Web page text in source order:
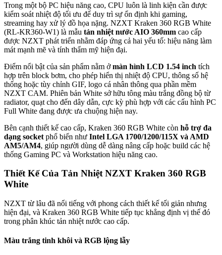
Trong một bộ PC hiệu năng cao, CPU luôn là linh kiện cần được
kiểm soát nhiệt độ tối ưu để duy trì sự ổn định khi gaming,
streaming hay xử lý đồ họa nặng. NZXT Kraken 360 RGB White
(RL-KR360-W1) là mẫu tản nhiệt nước AIO 360mm cao cấp
được NZXT phát triển nhằm đáp ứng cả hai yếu tố: hiệu năng làm
mát mạnh mẽ và tính thẩm mỹ hiện đại.
Điểm nổi bật của sản phẩm nằm ởmàn hình LCD 1.54 inch tích
hợp trên block bơm, cho phép hiển thị nhiệt độ CPU, thông số hệ
thống hoặc tùy chỉnh GIF, logo cá nhân thông qua phần mềm
NZXT CAM. Phiên bản White sở hữu tông màu trắng đồng bộ từ
radiator, quạt cho đến dây dẫn, cực kỳ phù hợp với các cấu hình PC
Full White đang được ưa chuộng hiện nay.
Bên cạnh thiết kế cao cấp, Kraken 360 RGB White còn hỗ trợ đa
dạng socket phổ biến như Intel LGA 1700/1200/115X và AMD
AM5/AM4, giúp người dùng dễ dàng nâng cấp hoặc build các hệ
thống Gaming PC và Workstation hiệu năng cao.
Thiết Kế Của Tản Nhiệt NZXT Kraken 360 RGB
White
NZXT từ lâu đã nổi tiếng với phong cách thiết kế tối giản nhưng
hiện đại, và Kraken 360 RGB White tiếp tục khẳng định vị thế đó
trong phân khúc tản nhiệt nước cao cấp.
Màu trắng tinh khôi và RGB lộng lẫy